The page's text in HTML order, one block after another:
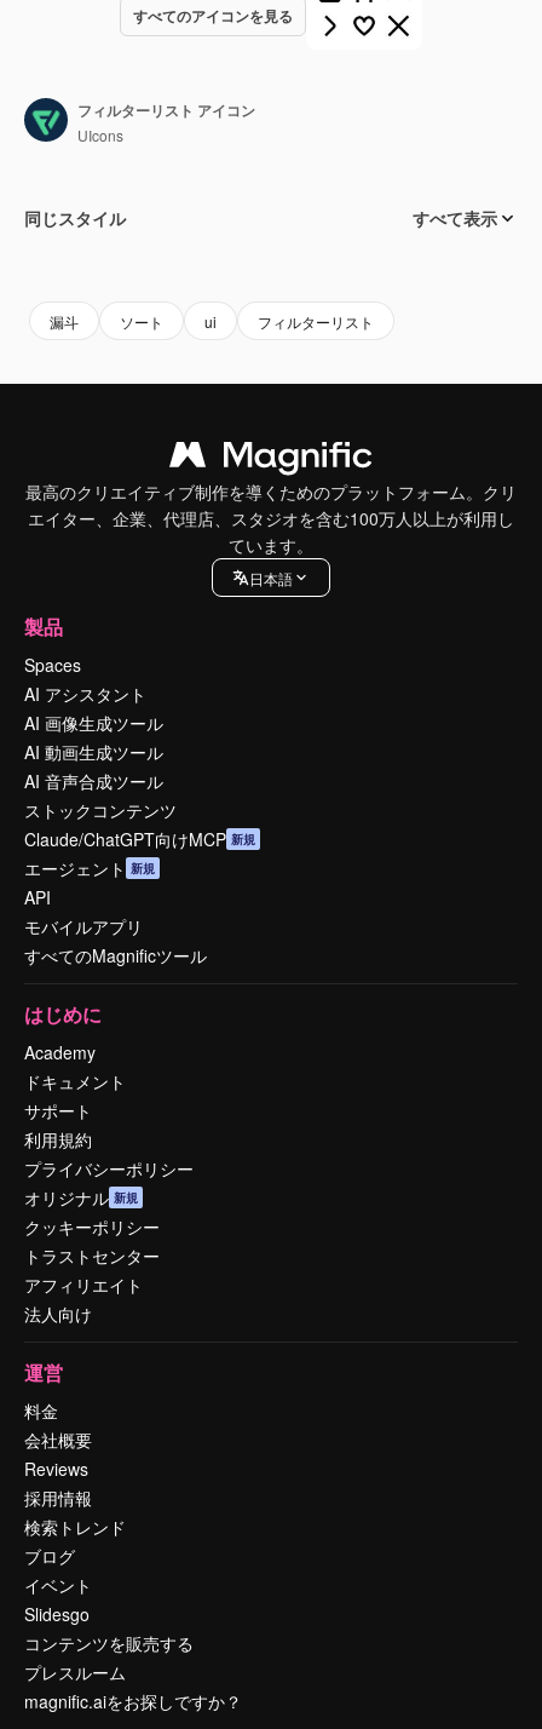
すべてのアイコンを見る
フィルターリスト アイコン
UIcons
同じスタイル すべて表示
漏斗 ソート ui フィルターリスト
最高のクリエイティブ制作を導くためのプラットフォーム。クリ
エイター、企業、代理店、スタジオを含む100万人以上が利用し
ています。
日本語
製品
Spaces
AI アシスタント
AI 画像生成ツール
AI 動画生成ツール
AI 音声合成ツール
ストックコンテンツ
Claude/ChatGPT向けMCP 新規
エージェント 新規
API
モバイルアプリ
すべてのMagnificツール
はじめに
Academy
ドキュメント
サポート
利用規約
プライバシーポリシー
オリジナル 新規
クッキーポリシー
トラストセンター
アフィリエイト
法人向け
運営
料金
会社概要
Reviews
採用情報
検索トレンド
ブログ
イベント
Slidesgo
コンテンツを販売する
プレスルーム
magnific.aiをお探しですか？